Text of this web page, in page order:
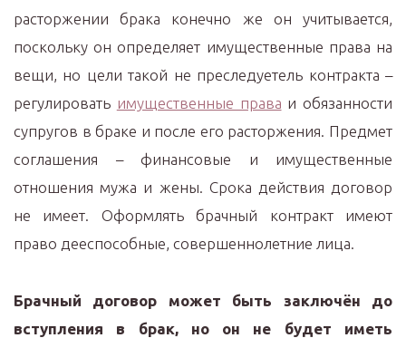
расторжении брака конечно же он учитывается,
поскольку он определяет имущественные права на
вещи, но цели такой не преследуетель контракта –
регулировать имущественные права и обязанности
супругов в браке и после его расторжения. Предмет
соглашения – финансовые и имущественные
отношения мужа и жены. Срока действия договор
не имеет. Оформлять брачный контракт имеют
право дееспособные, совершеннолетние лица.
Брачный договор может быть заключён до
вступления в брак, но он не будет иметь